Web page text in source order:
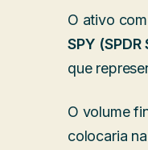
O ativo
SPY (SPDR
que
O volume
colocaria